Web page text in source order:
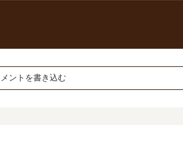
メントを書き込む